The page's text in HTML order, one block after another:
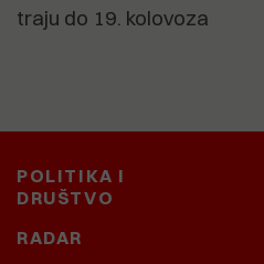
traju do 19. kolovoza
POLITIKA I
DRUŠTVO
RADAR